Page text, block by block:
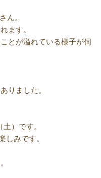
ん。
ます。
とが溢れている様子が伺
りました。
）です。
しみです。